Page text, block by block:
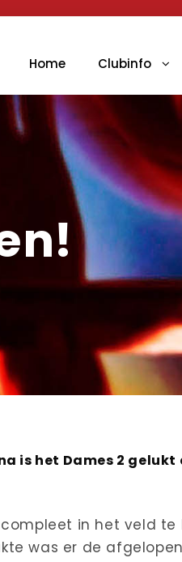
Home Clubinfo
is het Dames 2
in het veld te
was er de